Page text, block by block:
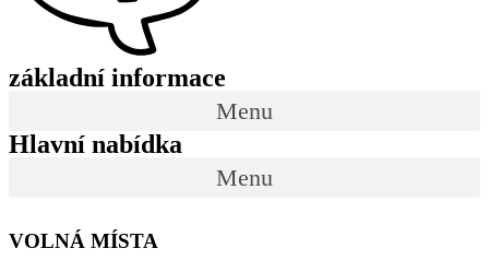
základní informace
Menu
Hlavní nabídka
Menu
VOLNÁ MÍSTA